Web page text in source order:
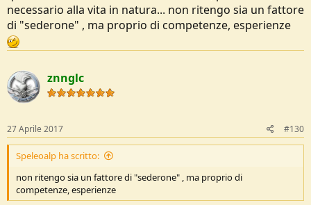
necessario alla vita in natura... non ritengo sia un fattore
di "sederone" , ma proprio di competenze, esperienze
znnglc
27 Aprile 2017 #130
Speleoalp ha scritto:
non ritengo sia un fattore di "sederone" , ma proprio di
competenze, esperienze